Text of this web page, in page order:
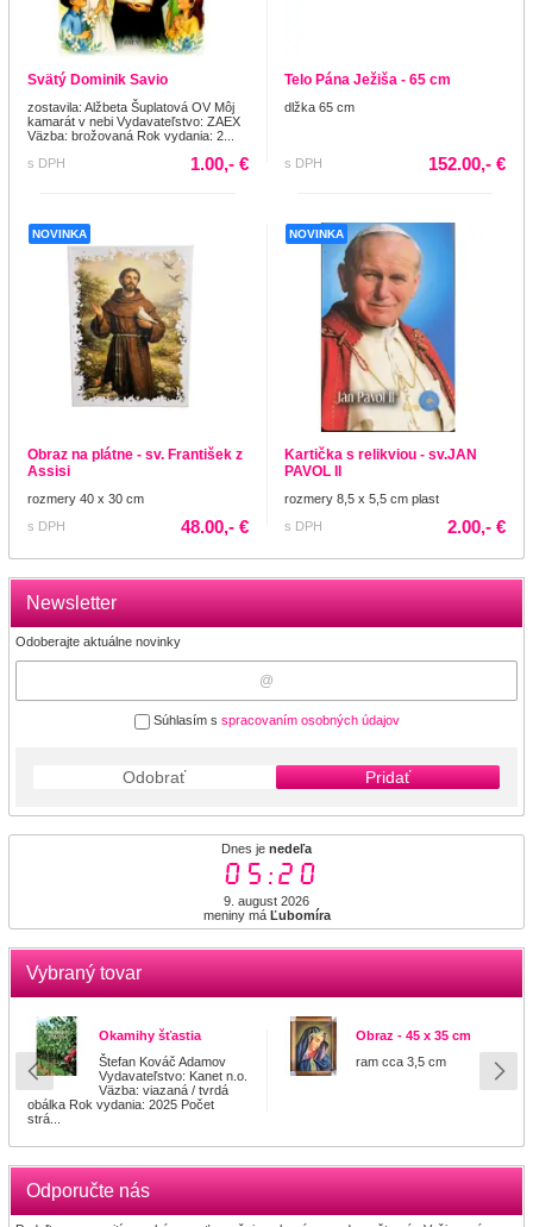
Newsletter
Odoberajte aktuálne novinky
Súhlasím s spracovaním osobných údajov
Odobrať Pridať
Dnes je nedeľa
05:20
9. august 2026
meniny má Ľubomíra
Vybraný tovar
Okamihy šťastia
Štefan Kováč Adamov
Vydavateľstvo: Kanet n.o.
Väzba: viazaná / tvrdá
obálka Rok vydania: 2025 Počet
strá...
Obraz - 45 x 35 cm
ram cca 3,5 cm
Odporučte nás
Svätý Dominik Savio
zostavila: Alžbeta Šuplatová OV Môj
kamarát v nebi Vydavateľstvo: ZAEX
Väzba: brožovaná Rok vydania: 2...
s DPH
1.00,- €
Telo Pána Ježiša - 65 cm
dlžka 65 cm
s DPH 152.00,- €
NOVINKA
Obraz na plátne - sv. František z
Assisi
rozmery 40 x 30 cm
s DPH
48.00,- €
NOVINKA
Kartička s relikviou - sv.JAN
PAVOL II
rozmery 8,5 x 5,5 cm plast
s DPH
2.00,- €